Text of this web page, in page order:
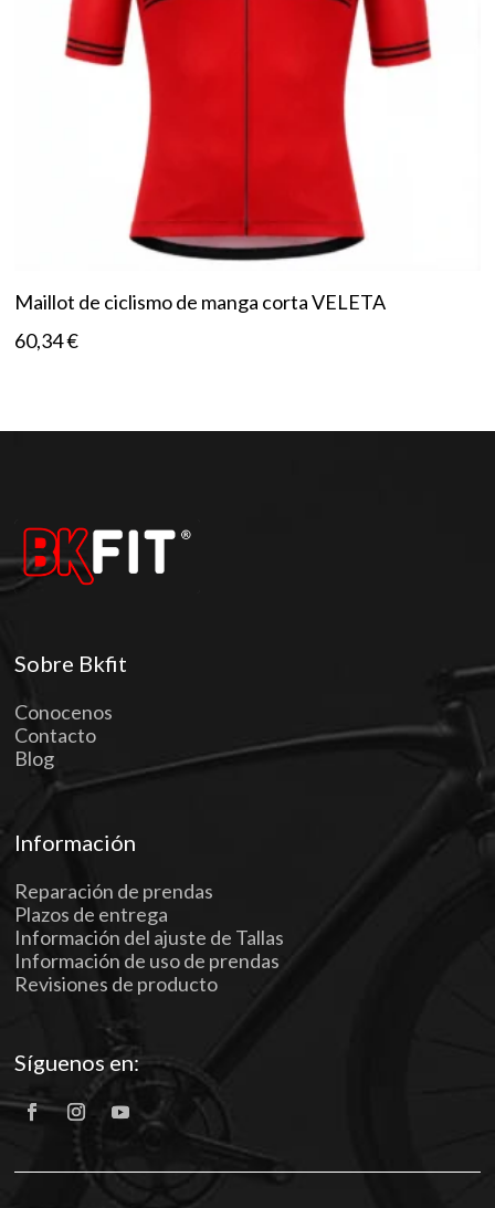
Maillot de ciclismo de manga corta VELETA
60,34€
Sobre Bkfit
Conocenos
Contacto
Blog
Información
Reparación de prendas
Plazos de entrega
Información del ajuste de Tallas
Información de uso de prendas
Revisiones de producto
Síguenos en: